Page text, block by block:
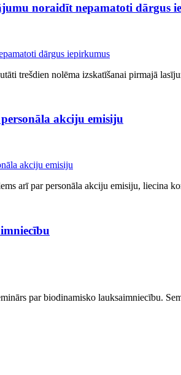
noraidīt nepamatoti dārgus
trešdien nolēma izskatīšanai pirmajā
akciju emisiju
arī par personāla akciju emisiju, liecina
par biodinamisko lauksaimniecību.